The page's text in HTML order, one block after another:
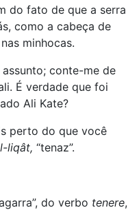
do fato de que a serra
como a cabeça de
minhocas.
conte-me de
É verdade que foi
Ali Kate?
perto do que você
liqât, “tenaz”.
do verbo tenere,